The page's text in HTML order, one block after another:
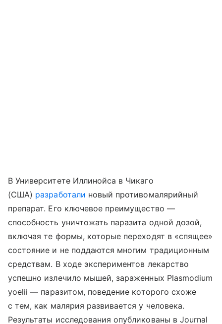
В Университете Иллинойса в Чикаго
(США) разработали новый противомалярийный
препарат. Его ключевое преимущество —
способность уничтожать паразита одной дозой,
включая те формы, которые переходят в «спящее»
состояние и не поддаются многим традиционным
средствам. В ходе экспериментов лекарство
успешно излечило мышей, зараженных Plasmodium
yoelii — паразитом, поведение которого схоже
с тем, как малярия развивается у человека.
Результаты исследования опубликованы в Journal